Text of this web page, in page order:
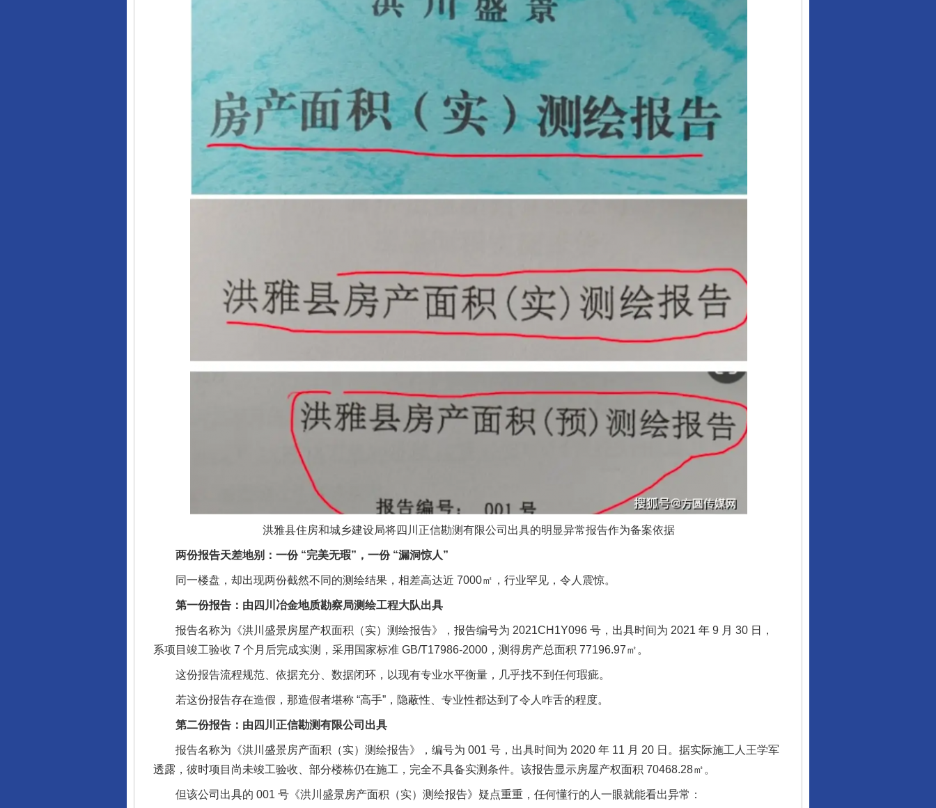
洪雅县住房和城乡建设局将四川正信勘测有限公司出具的明显异常报告作为备案依据
两份报告天差地别：一份 “完美无瑕”，一份 “漏洞惊人”
同一楼盘，却出现两份截然不同的测绘结果，相差高达近 7000㎡，行业罕见，令人震惊。
第一份报告：由四川冶金地质勘察局测绘工程大队出具
报告名称为《洪川盛景房屋产权面积（实）测绘报告》，报告编号为 2021CH1Y096 号，出具时间为 2021 年 9 月 30 日，
系项目竣工验收 7 个月后完成实测，采用国家标准 GB/T17986-2000，测得房产总面积 77196.97㎡。
这份报告流程规范、依据充分、数据闭环，以现有专业水平衡量，几乎找不到任何瑕疵。
若这份报告存在造假，那造假者堪称 “高手”，隐蔽性、专业性都达到了令人咋舌的程度。
第二份报告：由四川正信勘测有限公司出具
报告名称为《洪川盛景房产面积（实）测绘报告》，编号为 001 号，出具时间为 2020 年 11 月 20 日。据实际施工人王学军
透露，彼时项目尚未竣工验收、部分楼栋仍在施工，完全不具备实测条件。该报告显示房屋产权面积 70468.28㎡。
但该公司出具的 001 号《洪川盛景房产面积（实）测绘报告》疑点重重，任何懂行的人一眼就能看出异常：